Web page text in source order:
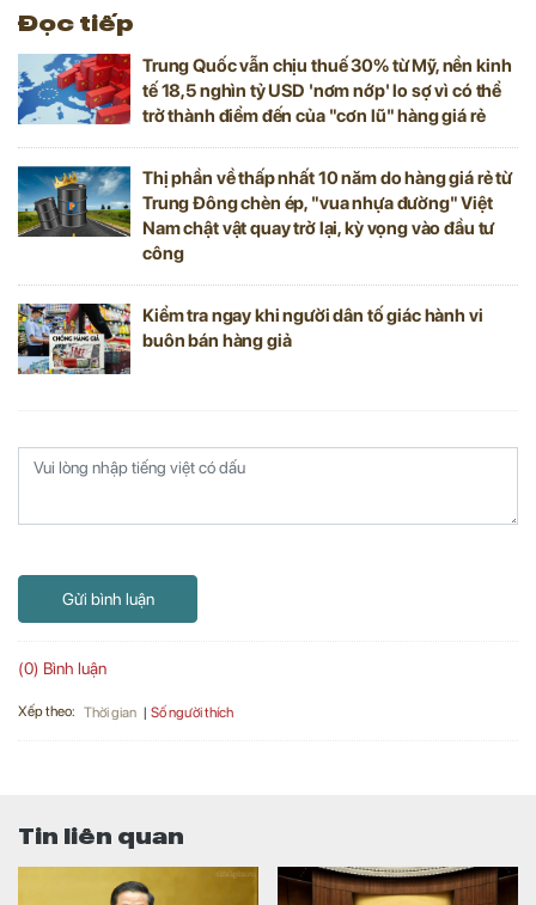
Đọc tiếp
Trung Quốc vẫn chịu thuế 30% từ Mỹ, nền kinh
tế 18,5 nghìn tỷ USD 'nơm nớp' lo sợ vì có thể
trở thành điểm đến của "cơn lũ" hàng giá rẻ
Thị phần về thấp nhất 10 năm do hàng giá rẻ từ
Trung Đông chèn ép, "vua nhựa đường" Việt
Nam chật vật quay trở lại, kỳ vọng vào đầu tư
công
Kiểm tra ngay khi người dân tố giác hành vi
buôn bán hàng giả
Gửi bình luận
(0) Bình luận
Xếp theo: Thời gian Số người thích
Tin liên quan